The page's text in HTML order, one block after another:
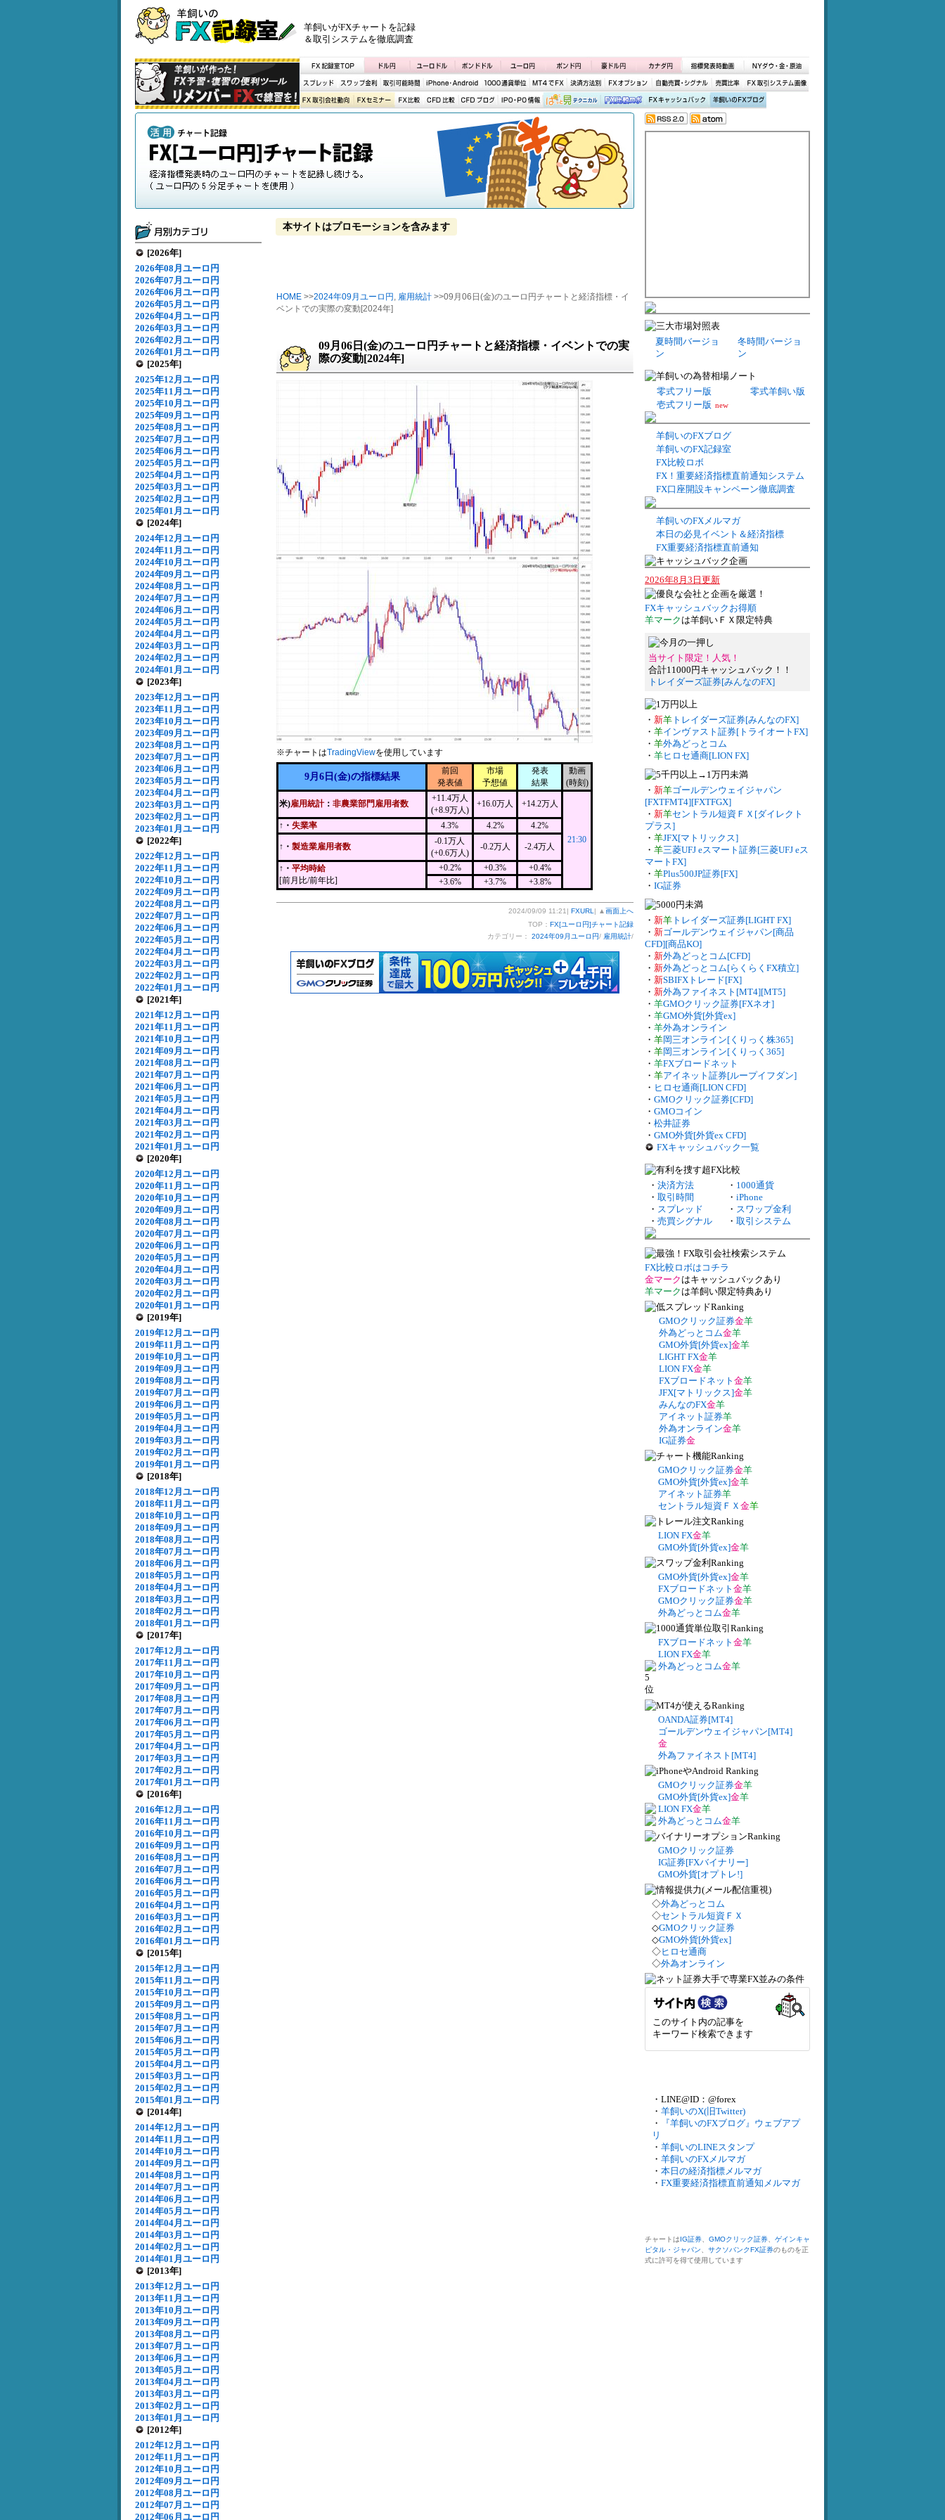
羊飼いがFXチャートを記録
＆取引システムを徹底調査
[2026年]
2026年08月ユーロ円
2026年07月ユーロ円
2026年06月ユーロ円
2026年05月ユーロ円
2026年04月ユーロ円
2026年03月ユーロ円
2026年02月ユーロ円
2026年01月ユーロ円
[2025年]
2025年12月ユーロ円
2025年11月ユーロ円
2025年10月ユーロ円
2025年09月ユーロ円
2025年08月ユーロ円
2025年07月ユーロ円
2025年06月ユーロ円
2025年05月ユーロ円
2025年04月ユーロ円
2025年03月ユーロ円
2025年02月ユーロ円
2025年01月ユーロ円
[2024年]
2024年12月ユーロ円
2024年11月ユーロ円
2024年10月ユーロ円
2024年09月ユーロ円
2024年08月ユーロ円
2024年07月ユーロ円
2024年06月ユーロ円
2024年05月ユーロ円
2024年04月ユーロ円
2024年03月ユーロ円
2024年02月ユーロ円
2024年01月ユーロ円
[2023年]
2023年12月ユーロ円
2023年11月ユーロ円
2023年10月ユーロ円
2023年09月ユーロ円
2023年08月ユーロ円
2023年07月ユーロ円
2023年06月ユーロ円
2023年05月ユーロ円
2023年04月ユーロ円
2023年03月ユーロ円
2023年02月ユーロ円
2023年01月ユーロ円
[2022年]
2022年12月ユーロ円
2022年11月ユーロ円
2022年10月ユーロ円
2022年09月ユーロ円
2022年08月ユーロ円
2022年07月ユーロ円
2022年06月ユーロ円
2022年05月ユーロ円
2022年04月ユーロ円
2022年03月ユーロ円
2022年02月ユーロ円
2022年01月ユーロ円
[2021年]
2021年12月ユーロ円
2021年11月ユーロ円
2021年10月ユーロ円
2021年09月ユーロ円
2021年08月ユーロ円
2021年07月ユーロ円
2021年06月ユーロ円
2021年05月ユーロ円
2021年04月ユーロ円
2021年03月ユーロ円
2021年02月ユーロ円
2021年01月ユーロ円
[2020年]
2020年12月ユーロ円
2020年11月ユーロ円
2020年10月ユーロ円
2020年09月ユーロ円
2020年08月ユーロ円
2020年07月ユーロ円
2020年06月ユーロ円
2020年05月ユーロ円
2020年04月ユーロ円
2020年03月ユーロ円
2020年02月ユーロ円
2020年01月ユーロ円
[2019年]
2019年12月ユーロ円
2019年11月ユーロ円
2019年10月ユーロ円
2019年09月ユーロ円
2019年08月ユーロ円
2019年07月ユーロ円
2019年06月ユーロ円
2019年05月ユーロ円
2019年04月ユーロ円
2019年03月ユーロ円
2019年02月ユーロ円
2019年01月ユーロ円
[2018年]
2018年12月ユーロ円
2018年11月ユーロ円
2018年10月ユーロ円
2018年09月ユーロ円
2018年08月ユーロ円
2018年07月ユーロ円
2018年06月ユーロ円
2018年05月ユーロ円
2018年04月ユーロ円
2018年03月ユーロ円
2018年02月ユーロ円
2018年01月ユーロ円
[2017年]
2017年12月ユーロ円
2017年11月ユーロ円
2017年10月ユーロ円
2017年09月ユーロ円
2017年08月ユーロ円
2017年07月ユーロ円
2017年06月ユーロ円
2017年05月ユーロ円
2017年04月ユーロ円
2017年03月ユーロ円
2017年02月ユーロ円
2017年01月ユーロ円
[2016年]
2016年12月ユーロ円
2016年11月ユーロ円
2016年10月ユーロ円
2016年09月ユーロ円
2016年08月ユーロ円
2016年07月ユーロ円
2016年06月ユーロ円
2016年05月ユーロ円
2016年04月ユーロ円
2016年03月ユーロ円
2016年02月ユーロ円
2016年01月ユーロ円
[2015年]
2015年12月ユーロ円
2015年11月ユーロ円
2015年10月ユーロ円
2015年09月ユーロ円
2015年08月ユーロ円
2015年07月ユーロ円
2015年06月ユーロ円
2015年05月ユーロ円
2015年04月ユーロ円
2015年03月ユーロ円
2015年02月ユーロ円
2015年01月ユーロ円
[2014年]
2014年12月ユーロ円
2014年11月ユーロ円
2014年10月ユーロ円
2014年09月ユーロ円
2014年08月ユーロ円
2014年07月ユーロ円
2014年06月ユーロ円
2014年05月ユーロ円
2014年04月ユーロ円
2014年03月ユーロ円
2014年02月ユーロ円
2014年01月ユーロ円
[2013年]
2013年12月ユーロ円
2013年11月ユーロ円
2013年10月ユーロ円
2013年09月ユーロ円
2013年08月ユーロ円
2013年07月ユーロ円
2013年06月ユーロ円
2013年05月ユーロ円
2013年04月ユーロ円
2013年03月ユーロ円
2013年02月ユーロ円
2013年01月ユーロ円
[2012年]
2012年12月ユーロ円
2012年11月ユーロ円
2012年10月ユーロ円
2012年09月ユーロ円
2012年08月ユーロ円
2012年07月ユーロ円
2012年06月ユーロ円
本サイトはプロモーションを含みます
HOME >>2024年09月ユーロ円 , 雇用統計 >>09月06日(金)のユーロ円チャートと経済指標・イ
ベントでの実際の変動[2024年]
09月06日(金)のユーロ円チャートと経済指標・イベントでの実
際の変動[2024年]
※チャートはTradingViewを使用しています
9月6日(金)の指標結果
前回
発表値
市場
予想値
発表
結果
動画
(時刻)
米)雇用統計： 非農業部門雇用者数
+11.4万人
(+8.9万人)
+16.0万人 +14.2万人
21:30
↑・ 失業率 4.3% 4.2% 4.2%
↑・ 製造業雇用者数
-0.1万人
(+0.6万人)
-0.2万人 -2.4万人
↑・ 平均時給
[前月比/前年比]
+0.2% +0.3%
+0.4%
+3.6%
+3.7% +3.8%
2024/09/09 11:21| FXURL | ▲ 画面上へ
TOP： FX[ユーロ円]チャート記録
カテゴリー： 2024年09月ユーロ円/ 雇用統計/
夏時間バージョ
ン
冬時間バージョ
ン
零式フリー版
零式羊飼い版
壱式フリー版 new
羊飼いのFXブログ
羊飼いのFX記録室
FX比較ロボ
FX！重要経済指標直前通知システム
FX口座開設キャンペーン徹底調査
羊飼いのFXメルマガ
本日の必見イベント＆経済指標
FX重要経済指標直前通知
2026年8月3日更新
FXキャッシュバックお得順
羊マーク は羊飼いＦＸ限定特典
当サイト限定！人気！
合計11000円キャッシュバック！！
トレイダーズ証券[みんなのFX]
・ 新羊 トレイダーズ証券[みんなのFX]
・ 羊インヴァスト証券[トライオートFX]
・ 羊外為どっとコム
・ 羊ヒロセ通商[LION FX]
・ 新羊ゴールデンウェイジャパン
[FXTFMT4][FXTFGX]
・ 新羊セントラル短資ＦＸ[ダイレクト
プラス]
・ 羊JFX[マトリックス]
・ 羊三菱UFJ eスマート証券[三菱UFJ eス
マートFX]
・ 羊Plus500JP証券[FX]
・ IG証券
・ 新羊 トレイダーズ証券[LIGHT FX]
・ 新ゴールデンウェイジャパン[商品
CFD][商品KO]
・ 新外為どっとコム[CFD]
・ 新外為どっとコム[らくらくFX積立]
・ 新SBIFXトレード[FX]
・ 新外為ファイネスト[MT4][MT5]
・ 羊GMOクリック証券[FXネオ]
・ 羊GMO外貨[外貨ex]
・ 羊外為オンライン
・ 羊岡三オンライン[くりっく株365]
・ 羊岡三オンライン[くりっく365]
・ 羊FXブロードネット
・ 羊アイネット証券[ループイフダン]
・ ヒロセ通商[LION CFD]
・ GMOクリック証券[CFD]
・ GMOコイン
・ 松井証券
・ GMO外貨[外貨ex CFD]
FXキャッシュバック一覧
・ 決済方法 ・ 1000通貨
・ 取引時間 ・ iPhone
・ スプレッド ・ スワップ金利
・ 売買シグナル ・ 取引システム
FX比較ロボはコチラ
金マーク はキャッシュバックあり
羊マーク は羊飼い限定特典あり
GMOクリック証券金羊
外為どっとコム金羊
GMO外貨[外貨ex]金羊
LIGHT FX金羊
LION FX金羊
FXブロードネット 金羊
JFX[マトリックス]金羊
みんなのFX金羊
アイネット証券羊
外為オンライン金羊
IG証券金
GMOクリック証券金羊
GMO外貨[外貨ex]金羊
アイネット証券羊
セントラル短資ＦＸ 金羊
LION FX金羊
GMO外貨[外貨ex]金羊
GMO外貨[外貨ex]金羊
FXブロードネット 金羊
GMOクリック証券金羊
外為どっとコム金羊
FXブロードネット 金羊
LION FX金羊
外為どっとコム金羊
OANDA証券[MT4]
ゴールデンウェイジャパン[MT4]
金
外為ファイネスト[MT4]
GMOクリック証券金羊
GMO外貨[外貨ex]金羊
LION FX金羊
外為どっとコム金羊
GMOクリック証券
IG証券[FXバイナリー]
GMO外貨[オプトレ!]
◇外為どっとコム
◇セントラル短資ＦＸ
◇GMOクリック証券
◇GMO外貨[外貨ex]
◇ヒロセ通商
◇外為オンライン
このサイト内の記事を
キーワード検索できます
・LINE@ID：@forex
・ 羊飼いのX(旧Twitter)
・
『羊飼いのFXブログ』ウェブアプ
リ
・ 羊飼いのLINEスタンプ
・ 羊飼いのFXメルマガ
・ 本日の経済指標メルマガ
・ FX重要経済指標直前通知メルマガ
チャートはIG証券 GMOクリック証券
ゲインキャ
ピタル・ジャパン
サクソバンクFX証券のものを正
式に許可を得て使用しています